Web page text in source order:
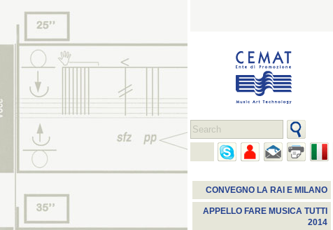
CONVEGNO LA RAI E MILANO
APPELLO FARE MUSICA TUTTI
2014